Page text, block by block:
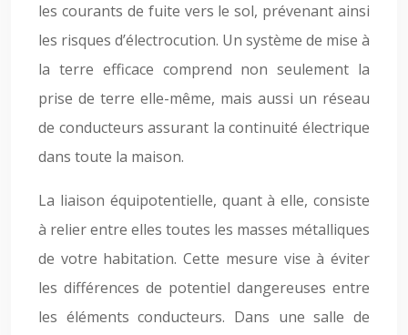
les courants de fuite vers le sol, prévenant ainsi
les risques d’électrocution. Un système de mise à
la terre efficace comprend non seulement la
prise de terre elle-même, mais aussi un réseau
de conducteurs assurant la continuité électrique
dans toute la maison.
La liaison équipotentielle, quant à elle, consiste
à relier entre elles toutes les masses métalliques
de votre habitation. Cette mesure vise à éviter
les différences de potentiel dangereuses entre
les éléments conducteurs. Dans une salle de